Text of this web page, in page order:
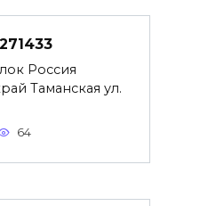
Россия
Таманская ул.
64